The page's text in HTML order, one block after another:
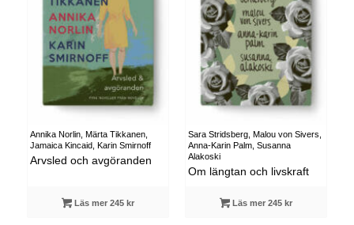
Annika Norlin, Märta Tikkanen,
Jamaica Kincaid, Karin Smirnoff
Arvsled och avgöranden
Läs mer 245 kr
Sara Stridsberg, Malou von Sivers,
Anna-Karin Palm, Susanna
Alakoski
Om längtan och livskraft
Läs mer 245 kr